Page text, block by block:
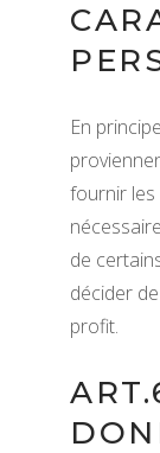
En
fournir
de
décider
profit.